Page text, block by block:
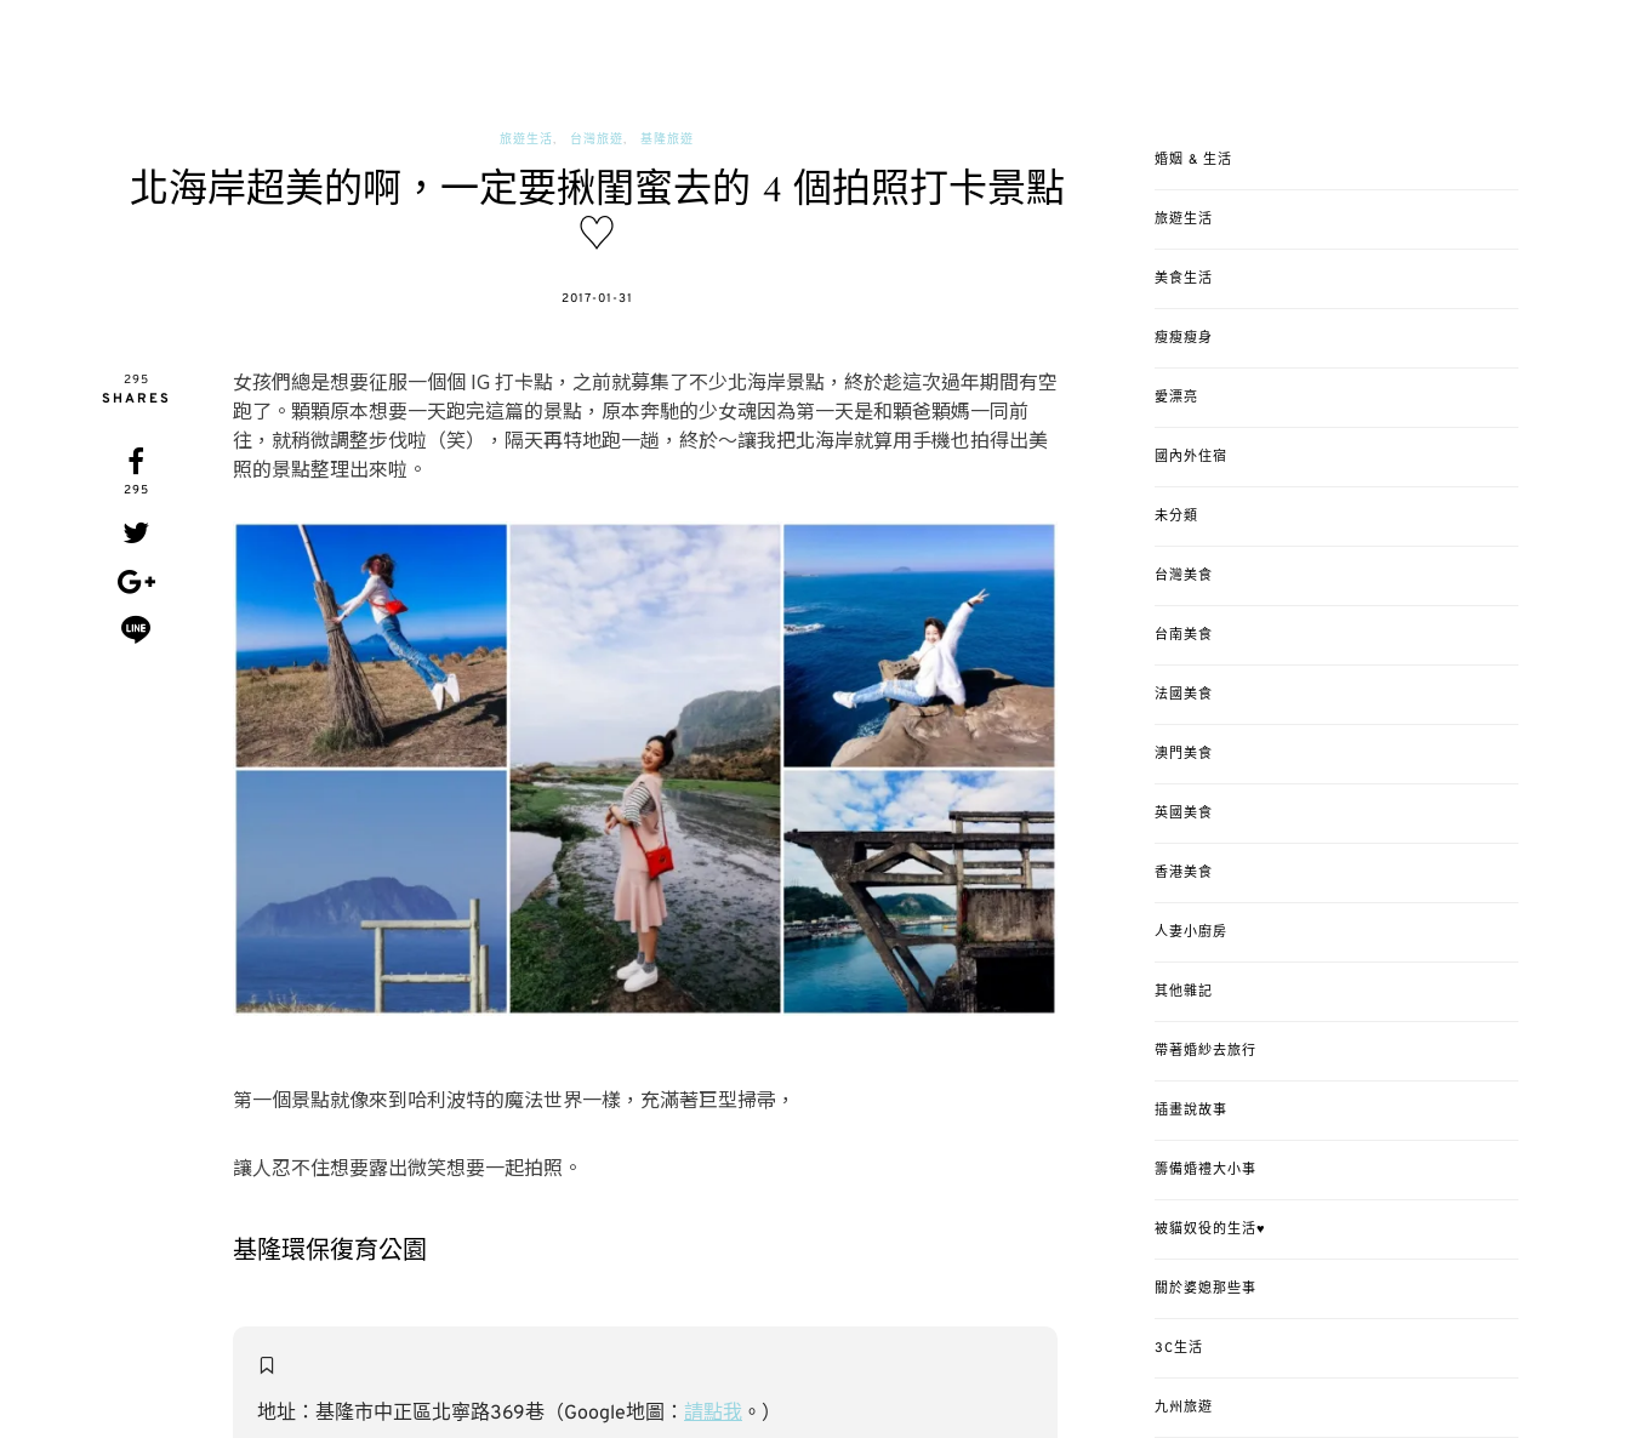
旅遊生活 台灣旅遊 基隆旅遊
北海岸超美的啊，一定要揪閨蜜去的 4 個拍照打卡景點
♡
POSTED
2017-01-31
295
SHARES
295
女孩們總是想要征服一個個 IG 打卡點，之前就募集了不少北海岸景點，終於趁這次過年期間有空
跑了。顆顆原本想要一天跑完這篇的景點，原本奔馳的少女魂因為第一天是和顆爸顆媽一同前
往，就稍微調整步伐啦（笑），隔天再特地跑一趟，終於～讓我把北海岸就算用手機也拍得出美
照的景點整理出來啦。
第一個景點就像來到哈利波特的魔法世界一樣，充滿著巨型掃帚，
讓人忍不住想要露出微笑想要一起拍照。
基隆環保復育公園
地址：基隆市中正區北寧路369巷（Google地圖： 請點我 。）
婚姻 & 生活
旅遊生活
美食生活
瘦瘦瘦身
愛漂亮
國內外住宿
未分類
台灣美食
台南美食
法國美食
澳門美食
英國美食
香港美食
人妻小廚房
其他雜記
帶著婚紗去旅行
插畫說故事
籌備婚禮大小事
被貓奴役的生活♥
關於婆媳那些事
3C生活
九州旅遊